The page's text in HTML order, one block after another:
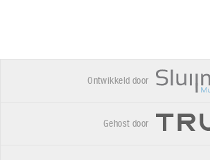
Ontwikkeld door
Gehost door